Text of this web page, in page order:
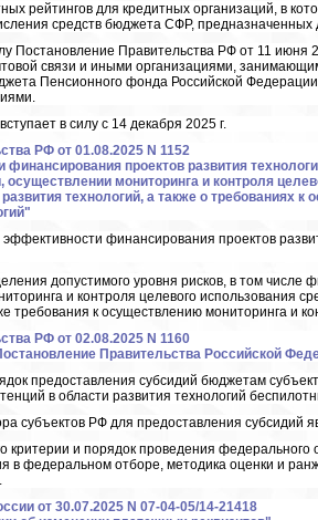
рейтингов для кредитных организаций, в
средств бюджета СФР,
Постановление Правительства РФ от 11 июня
связи и иными организациями,
Пенсионного фонда Российской
в силу с 14 декабря 2025 г.
РФ от 01.08.2025 N 1152
проектов развития
осуществлении мониторинга и контроля
технологий, а также о требованиях
финансирования проектов
допустимого уровня рисков, в том числе
и контроля целевого использования
требования к осуществлению мониторинга и
РФ от 02.08.2025 N 1160
Правительства Российской
предоставления субсидий бюджетам
в области развития технологий
субъектов РФ для предоставления субсидий
критерии и порядок проведения федерального
в федеральном отборе, методика оценки и
от 30.07.2025 N 07-04-05/14-21418